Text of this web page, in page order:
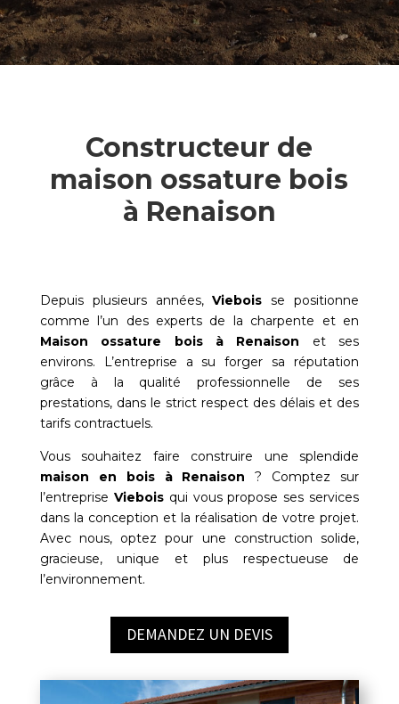
Constructeur de
maison ossature bois
à Renaison
Depuis plusieurs années,Viebois se positionne
comme l’un des experts de la charpente et en
Maison ossature bois à
Renaison et ses
environs. L’entreprise a su forger sa réputation
grâce à la qualité professionnelle de ses
prestations, dans le strict respect des délais et des
tarifs contractuels.
Vous souhaitez faire construire une splendide
maison en bois à
Renaison ? Comptez sur
l’entreprise Vieboisqui vous propose ses services
dans la conception et la réalisation de votre projet.
Avec nous, optez pour une construction solide,
gracieuse, unique et plus respectueuse de
l’environnement.
DEMANDEZ UN DEVIS